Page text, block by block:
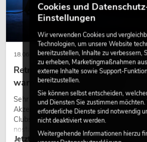
18.06.2026
Retro-Licht im modernen
warmes Licht wieder wirkt
Sehr warmes Licht, sichtbare
Akzente prägen viele aktuelle
Clubs und bei Events. Retro-Licht ist
nostalgischer Effekt, sondern ein
Gestaltungsmittel: Es schafft
Jetzt lesen
Cookies und
Einstellungen
Wir verwenden Cookies und
Technologien, um unsere Website
bereitzustellen, Inhalte zu verbessern,
zu erheben, Marketingmaßnahmen
externe Inhalte sowie Support-
bereitzustellen.
Sie können selbst entscheiden,
und Diensten Sie zustimmen möchten.
erforderliche Dienste sind notwendig
nicht deaktiviert werden.
Weitergehende Informationen hierzu